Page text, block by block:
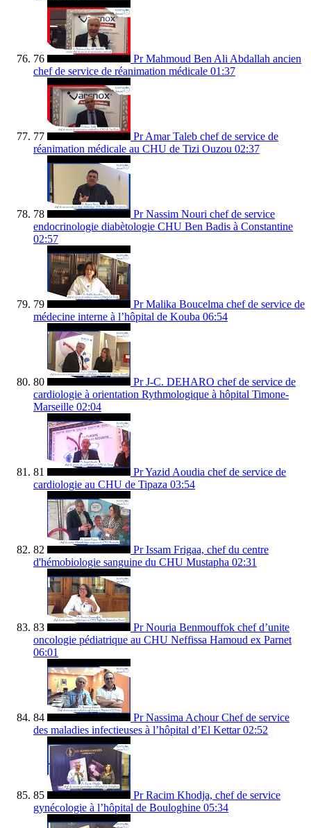
76
Pr Mahmoud Ben Ali Abdallah ancien
chef de service de réanimation médicale 01:37
77
Pr Amar Taleb chef de service de
réanimation médicale au CHU de Tizi Ouzou 02:37
78
Pr Nassim Nouri chef de service
endocrinologie diabètologie CHU Ben Badis à Constantine
02:57
79
Pr Malika Boucelma chef de service de
médecine interne à l’hôpital de Kouba 06:54
80
Pr J-C. DEHARO chef de service de
cardiologie à orientation Rythmologique à hôpital Timone-
Marseille 02:04
81
Pr Yazid Aoudia chef de service de
cardiologie au CHU de Tipaza 03:54
82
Pr Issam Frigaa, chef du centre
d'hémobiologie sanguine du CHU Mustapha 02:31
83
Pr Nouria Benmouffok chef d’unite
oncologie pédiatrique au CHU Neffissa Hamoud ex Parnet
06:01
84
Pr Nassima Achour Chef de service
des maladies infectieuses à l’hôpital d’El Kettar 02:52
85
Pr Racim Khodja, chef de service
gynécologie à l’hôpital de Bouloghine 05:34